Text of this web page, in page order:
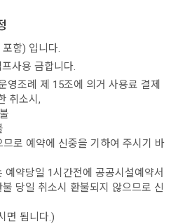
함) 입니다.
사용 금합니다.
영조례 제 15조에 의거 사용료 결제
취소시,
로 예약에 신중을 기하여 주시기 바
약당일 1시간전에 공공시설예약서
당일 취소시 환불되지 않으므로 신
면 됩니다.)